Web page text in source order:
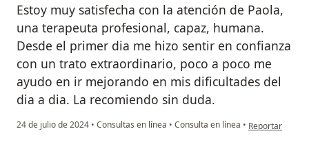
Estoy muy satisfecha con la atención de Paola,
una terapeuta profesional, capaz, humana.
Desde el primer dia me hizo sentir en confianza
con un trato extraordinario, poco a poco me
ayudo en ir mejorando en mis dificultades del
dia a dia. La recomiendo sin duda.
24 de julio de 2024 • Consultas en línea • Consulta en línea • en opinión del
Reportar